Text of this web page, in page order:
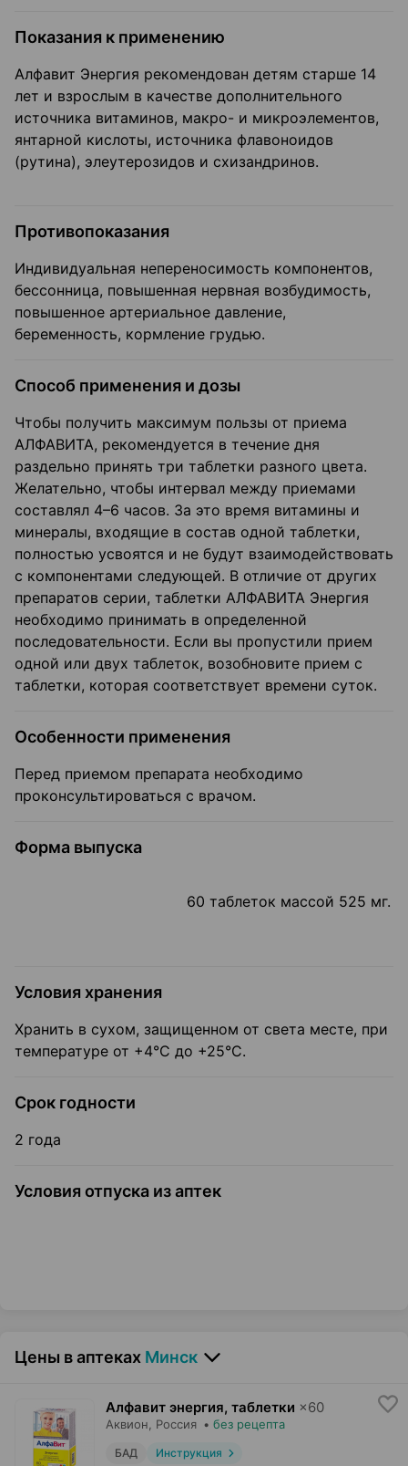
Показания к применению
Алфавит Энергия рекомендован детям старше 14
лет и взрослым в качестве дополнительного
источника витаминов, макро- и микроэлементов,
янтарной кислоты, источника флавоноидов
(рутина), элеутерозидов и схизандринов.
Противопоказания
Индивидуальная непереносимость компонентов,
бессонница, повышенная нервная возбудимость,
повышенное артериальное давление,
беременность, кормление грудью.
Способ применения и дозы
Чтобы получить максимум пользы от приема
АЛФАВИТА, рекомендуется в течение дня
раздельно принять три таблетки разного цвета.
Желательно, чтобы интервал между приемами
составлял 4–6 часов. За это время витамины и
минералы, входящие в состав одной таблетки,
полностью усвоятся и не будут взаимодействовать
с компонентами следующей. В отличие от других
препаратов серии, таблетки АЛФАВИТА Энергия
необходимо принимать в определенной
последовательности. Если вы пропустили прием
одной или двух таблеток, возобновите прием с
таблетки, которая соответствует времени суток.
Особенности применения
Перед приемом препарата необходимо
проконсультироваться с врачом.
Форма выпуска
60 таблеток массой 525 мг.
Условия хранения
Хранить в сухом, защищенном от света месте, при
температуре от +4°С до +25°С.
Срок годности
2 года
Условия отпуска из аптек
Цены в аптеках Минск
Алфавит энергия, таблетки ×60
Аквион, Россия • без рецепта
БАД Инструкция